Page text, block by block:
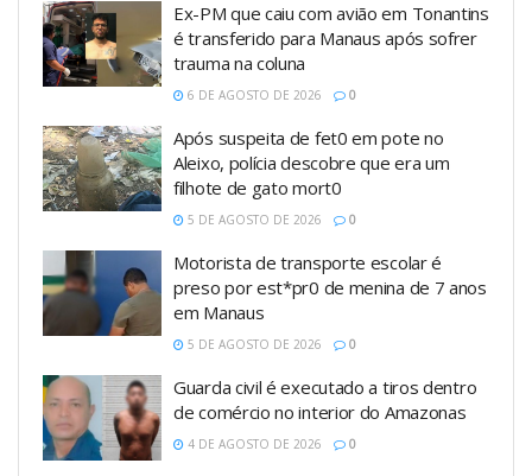
Ex-PM que caiu com avião em Tonantins
é transferido para Manaus após sofrer
trauma na coluna
6 DE AGOSTO DE 2026 0
Após suspeita de fet0 em pote no
Aleixo, polícia descobre que era um
filhote de gato mort0
5 DE AGOSTO DE 2026 0
Motorista de transporte escolar é
preso por est*pr0 de menina de 7 anos
em Manaus
5 DE AGOSTO DE 2026 0
Guarda civil é executado a tiros dentro
de comércio no interior do Amazonas
4 DE AGOSTO DE 2026 0